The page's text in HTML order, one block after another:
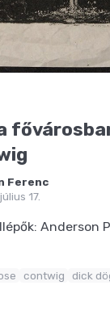
Ferenc
17.
Anderson
contwig dick